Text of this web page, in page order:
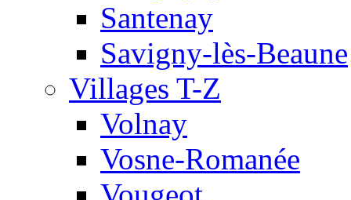
Santenay
Savigny-lès-Beaune
Villages T-Z
Volnay
Vosne-Romanée